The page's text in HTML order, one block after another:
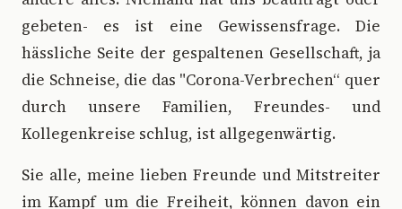
gebeten- es ist eine Gewissensfrage. Die
hässliche Seite der gespaltenen Gesellschaft, ja
die Schneise, die das "Corona-Verbrechen“ quer
durch unsere Familien, Freundes- und
Kollegenkreise schlug, ist allgegenwärtig.
Sie alle, meine lieben Freunde und Mitstreiter
im Kampf um die Freiheit, können davon ein